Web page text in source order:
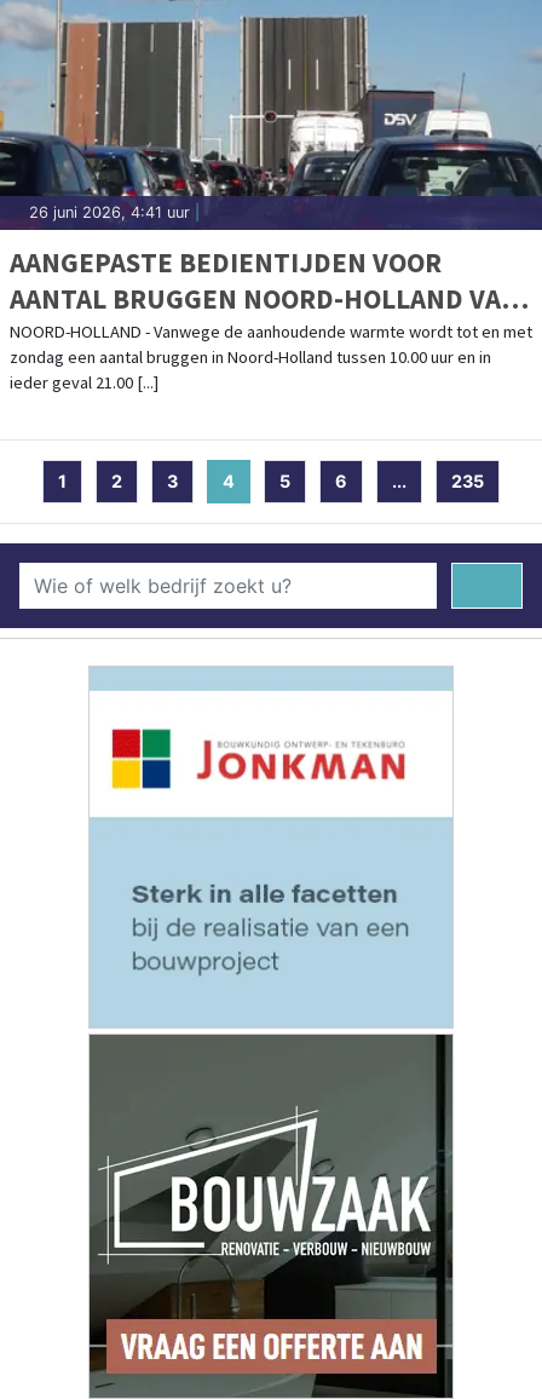
26 juni 2026, 4:41 uur
AANGEPASTE BEDIENTIJDEN VOOR
AANTAL BRUGGEN NOORD-HOLLAND VAN
KRACHT TOT EN MET ZONDAG
NOORD-HOLLAND - Vanwege de aanhoudende warmte wordt tot en met
zondag een aantal bruggen in Noord-Holland tussen 10.00 uur en in
ieder geval 21.00 [...]
1 2 3 4 (current)
5 6 ... 235